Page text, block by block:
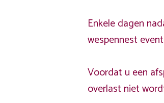
Enkele dagen
wespennest
Voordat u een
overlast niet